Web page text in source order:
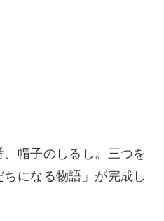
帽子のしるし。三つを
になる物語」が完成し